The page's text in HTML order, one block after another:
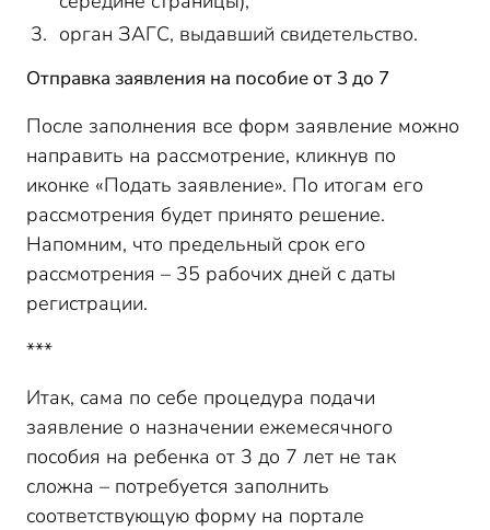
орган ЗАГС, выдавший свидетельство.
Отправка заявления на пособие от 3 до 7
После заполнения все форм заявление можно
направить на рассмотрение, кликнув по
иконке «Подать заявление». По итогам его
рассмотрения будет принято решение.
Напомним, что предельный срок его
рассмотрения – 35 рабочих дней с даты
регистрации.
***
Итак, сама по себе процедура подачи
заявление о назначении ежемесячного
пособия на ребенка от 3 до 7 лет не так
сложна – потребуется заполнить
соответствующую форму на портале